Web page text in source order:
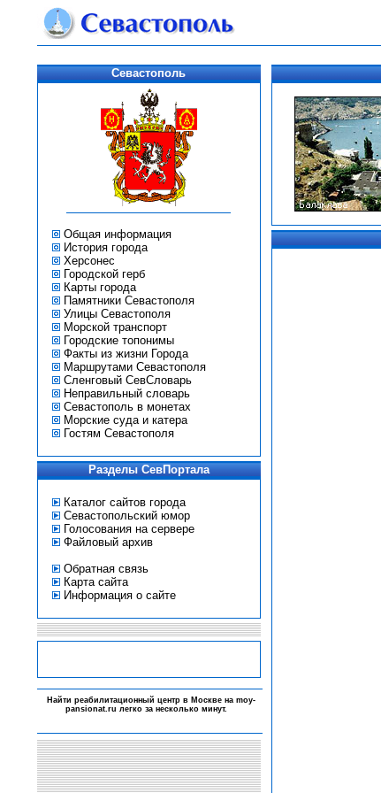
Севастополь
Общая информация
История города
Херсонес
Городской герб
Карты города
Памятники Севастополя
Улицы Севастополя
Морской транспорт
Городские топонимы
Факты из жизни Города
Маршрутами Севастополя
Сленговый СевСловарь
Неправильный словарь
Севастополь в монетах
Морские суда и катера
Гостям Севастополя
Разделы СевПортала
Каталог сайтов города
Севастопольский юмор
Голосования на сервере
Файловый архив
Обратная связь
Карта сайта
Информация о сайте
Найти реабилитационный центр в Москве на moy-
pansionat.ru легко за несколько минут.